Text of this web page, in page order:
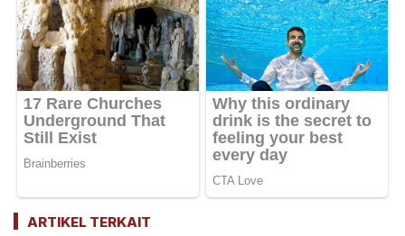
ARTIKEL TERKAIT